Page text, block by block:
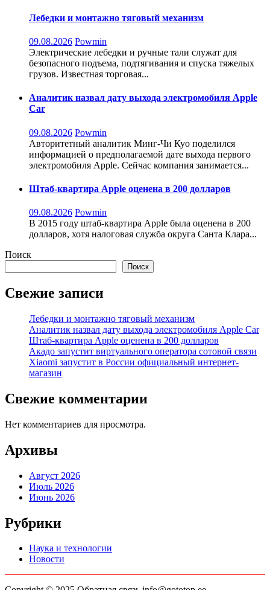
Лебедки и монтажно тяговый механизм
09.08.2026 Powmin
Электрические лебедки и ручные тали служат для
безопасного подъема, подтягивания и спуска тяжелых
грузов. Известная торговая...
Аналитик назвал дату выхода электромобиля Apple
Car
09.08.2026 Powmin
Авторитетный аналитик Минг-Чи Куо поделился
информацией о предполагаемой дате выхода первого
электромобиля Apple. Сейчас компания занимается...
Штаб-квартира Apple оценена в 200 долларов
09.08.2026 Powmin
В 2015 году штаб-квартира Apple была оценена в 200
долларов, хотя налоговая служба округа Санта Клара...
Поиск
Поиск
Свежие записи
Лебедки и монтажно тяговый механизм
Аналитик назвал дату выхода электромобиля Apple Car
Штаб-квартира Apple оценена в 200 долларов
Акадо запустит виртуального оператора сотовой связи
Xiaomi запустит в России официальный интернет-
магазин
Свежие комментарии
Нет комментариев для просмотра.
Архивы
Август 2026
Июль 2026
Июнь 2026
Рубрики
Наука и технологии
Новости